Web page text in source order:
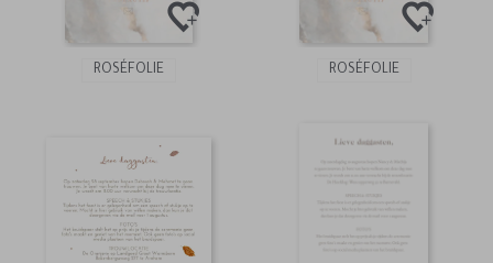
ROSÉFOLIE ROSÉFOLIE